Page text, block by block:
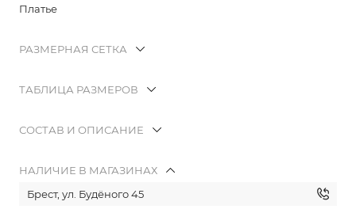
Платье
РАЗМЕРНАЯ СЕТКА
ТАБЛИЦА РАЗМЕРОВ
СОСТАВ И ОПИСАНИЕ
НАЛИЧИЕ В МАГАЗИНАХ
Брест, ул. Будёного 45